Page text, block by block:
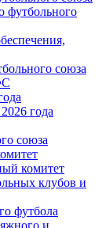
футбольного
союза
года
союза
комитет
клубов и
футбола
и